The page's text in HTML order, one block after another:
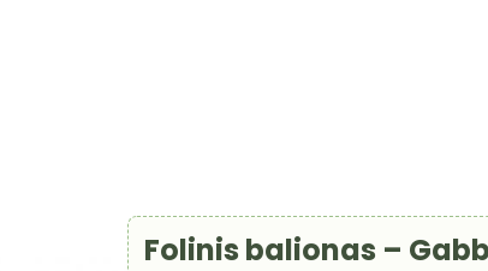
Folinis balionas –